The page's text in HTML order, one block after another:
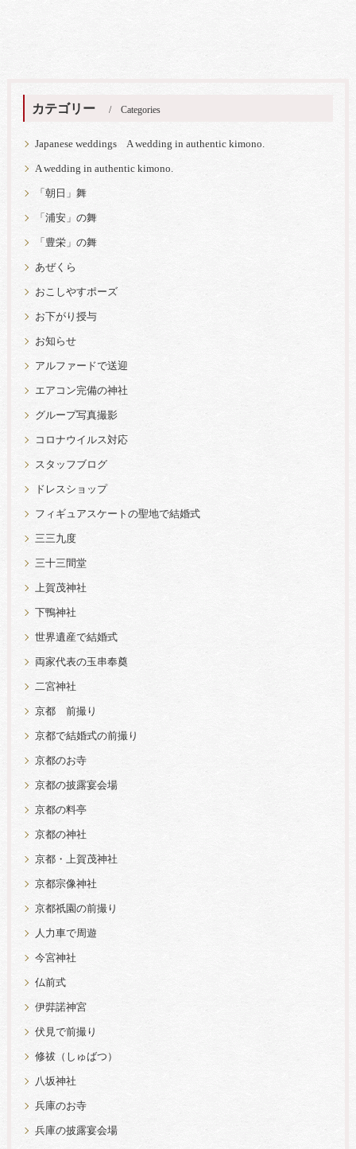
カテゴリー Categories
Japanese weddings A wedding in authentic kimono.
A wedding in authentic kimono.
「朝日」舞
「浦安」の舞
「豊栄」の舞
あぜくら
おこしやすポーズ
お下がり授与
お知らせ
アルファードで送迎
エアコン完備の神社
グループ写真撮影
コロナウイルス対応
スタッフブログ
ドレスショップ
フィギュアスケートの聖地で結婚式
三三九度
三十三間堂
上賀茂神社
下鴨神社
世界遺産で結婚式
両家代表の玉串奉奠
二宮神社
京都 前撮り
京都で結婚式の前撮り
京都のお寺
京都の披露宴会場
京都の料亭
京都の神社
京都・上賀茂神社
京都宗像神社
京都祇園の前撮り
人力車で周遊
今宮神社
仏前式
伊弉諾神宮
伏見で前撮り
修祓（しゅばつ）
八坂神社
兵庫のお寺
兵庫の披露宴会場